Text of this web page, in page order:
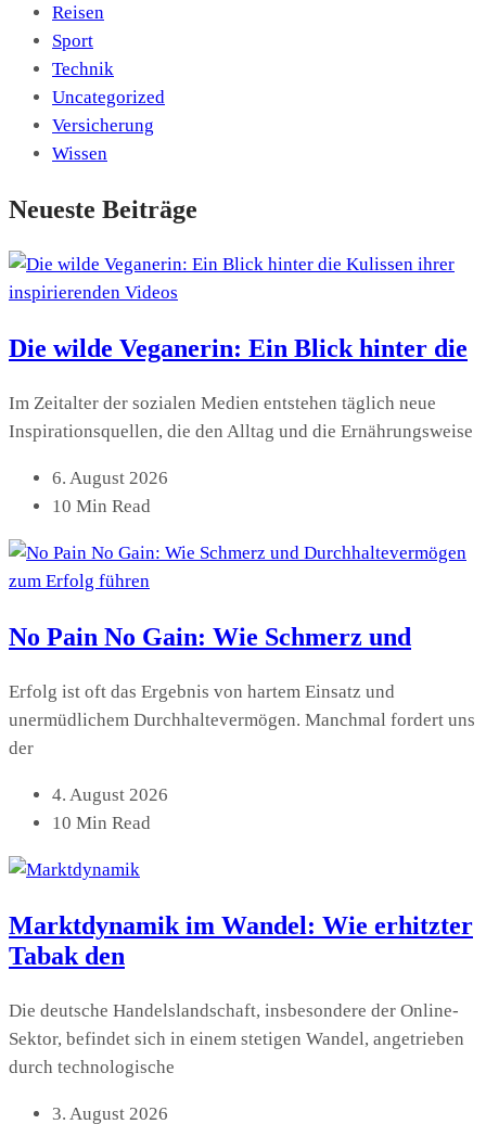
Reisen
Sport
Technik
Uncategorized
Versicherung
Wissen
Neueste Beiträge
Die wilde Veganerin: Ein Blick hinter die
Im Zeitalter der sozialen Medien entstehen täglich neue
Inspirationsquellen, die den Alltag und die Ernährungsweise
6. August 2026
10 Min Read
No Pain No Gain: Wie Schmerz und
Erfolg ist oft das Ergebnis von hartem Einsatz und
unermüdlichem Durchhaltevermögen. Manchmal fordert uns
der
4. August 2026
10 Min Read
Marktdynamik im Wandel: Wie erhitzter
Tabak den
Die deutsche Handelslandschaft, insbesondere der Online-
Sektor, befindet sich in einem stetigen Wandel, angetrieben
durch technologische
3. August 2026